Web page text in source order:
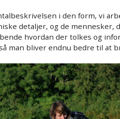
i den form, vi
detaljer, og de mennesker,
hvordan der tolkes og
man bliver endnu bedre til at